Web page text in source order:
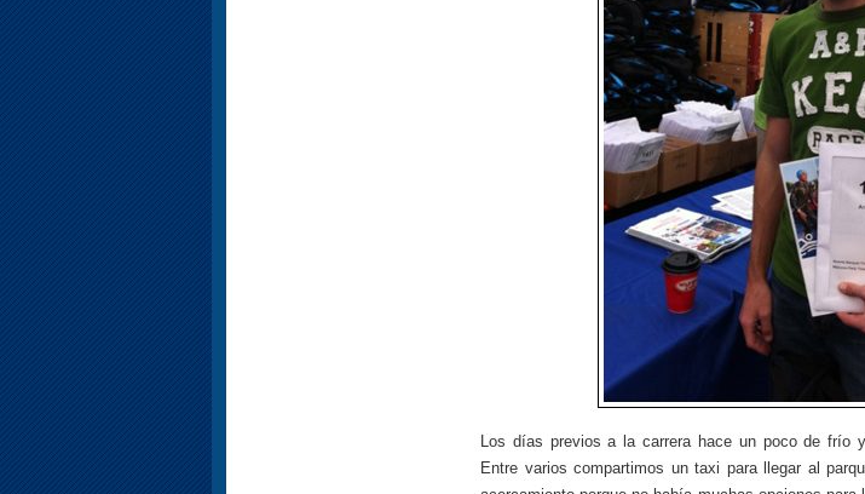
Los días previos a la carrera hace un poco de frío
Entre varios compartimos un taxi para llegar al